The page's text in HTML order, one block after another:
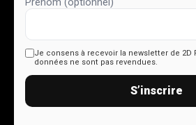
Je consens à recevoir la newsletter de 2D
données ne sont pas revendues.
S’inscrire